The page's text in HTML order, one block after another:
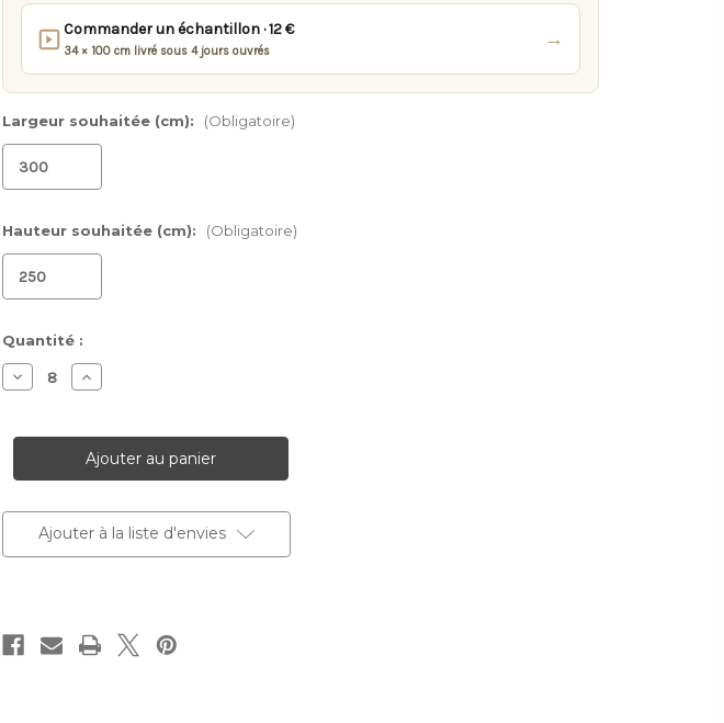
Commander un échantillon · 12 €
34 × 100 cm livré sous 4 jours ouvrés
→
Largeur souhaitée (cm): (Obligatoire)
Hauteur souhaitée (cm): (Obligatoire)
Stock
actuel :
Quantité :
Diminuer
la
Papier
Augmenter
la
Papier
peint
Valeria
Ajouter à la liste d'envies